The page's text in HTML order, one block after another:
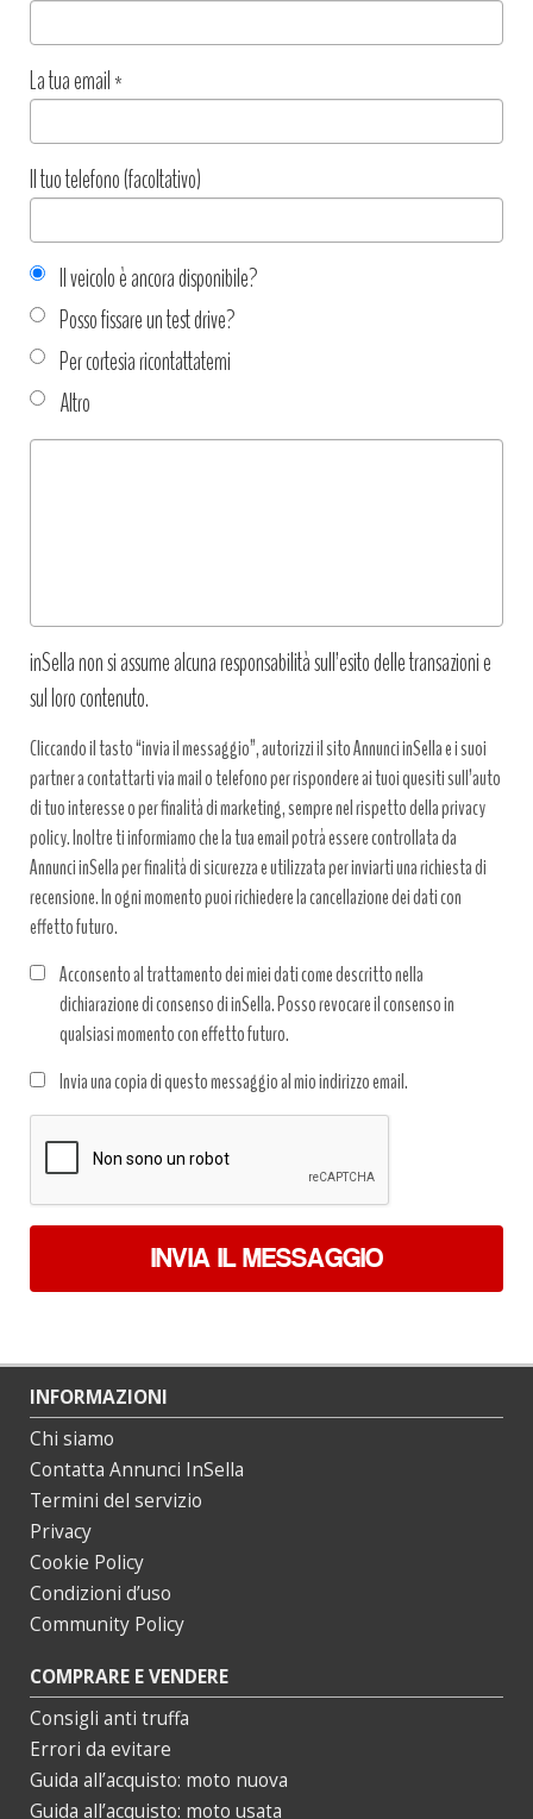
La tua email*
Il tuo telefono (facoltativo)
Il veicolo è ancora disponibile?
Posso fissare un test drive?
Per cortesia ricontattatemi
Altro
Tipo
inSella non si assume alcuna responsabilità sull’esito delle transazioni e
sul loro contenuto.
Cliccando il tasto “invia il messaggio”, autorizzi il sito Annunci inSella e i suoi
partner a contattarti via mail o telefono per rispondere ai tuoi quesiti sull’auto
di tuo interesse o per finalità di marketing, sempre nel rispetto della privacy
policy. Inoltre ti informiamo che la tua email potrà essere controllata da
Annunci inSella per finalità di sicurezza e utilizzata per inviarti una richiesta di
recensione. In ogni momento puoi richiedere la cancellazione dei dati con
effetto futuro.
Acconsento al trattamento dei miei dati come descritto nella
dichiarazione di consenso di inSella. Posso revocare il consenso in
qualsiasi momento con effetto futuro.
dati
*
Invia una copia di questo messaggio al mio indirizzo email.
INVIA IL MESSAGGIO
INFORMAZIONI
Chi siamo
Contatta Annunci InSella
Termini del servizio
Privacy
Cookie Policy
Condizioni d’uso
Community Policy
COMPRARE E VENDERE
Consigli anti truffa
Errori da evitare
Guida all’acquisto: moto nuova
Guida all’acquisto: moto usata